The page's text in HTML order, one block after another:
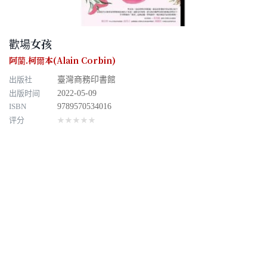
歡場女孩
阿蘭.柯爾本(Alain Corbin)
出版社
臺灣商務印書館
出版时间
2022-05-09
ISBN
9789570534016
评分
★★★★★